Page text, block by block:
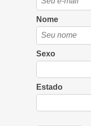
Nome
Sexo
Estado